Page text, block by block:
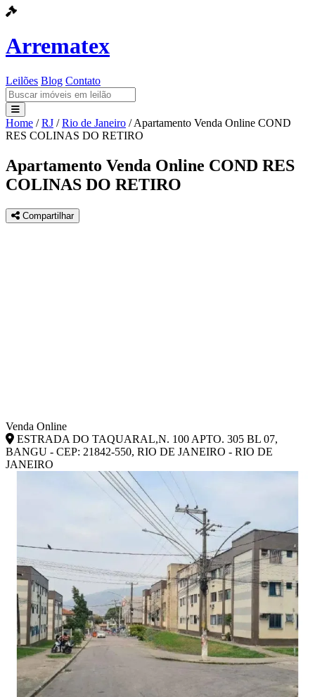
Arrematex
Leilões Blog Contato
Leilões
Blog
Contato
Home / RJ / Rio de Janeiro / Apartamento Venda Online COND
RES COLINAS DO RETIRO
Apartamento Venda Online COND RES
COLINAS DO RETIRO
Compartilhar
Venda Online
ESTRADA DO TAQUARAL,N. 100 APTO. 305 BL 07,
BANGU - CEP: 21842-550, RIO DE JANEIRO - RIO DE
JANEIRO